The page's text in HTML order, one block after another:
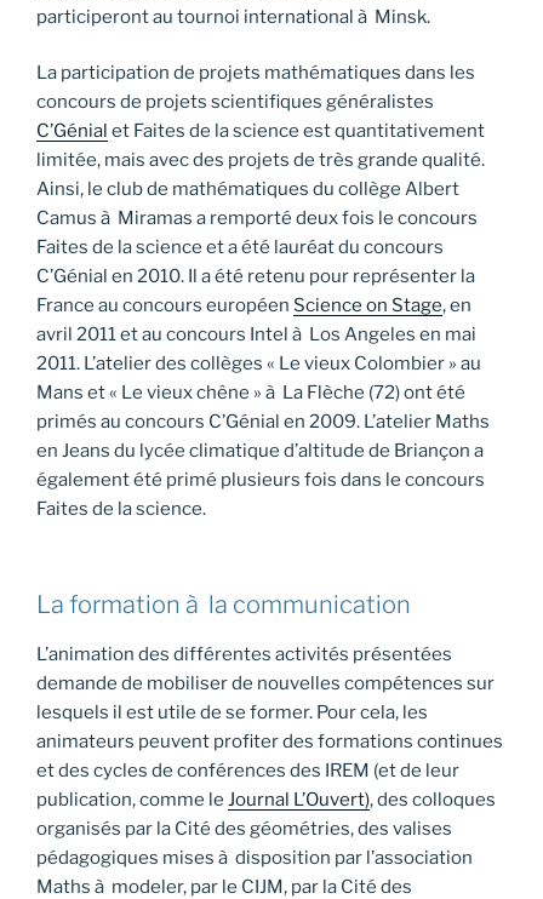
participeront au tournoi international à Minsk.
La participation de projets mathématiques dans les
concours de projets scientifiques généralistes
C’Génial et Faites de la science est quantitativement
limitée, mais avec des projets de très grande qualité.
Ainsi, le club de mathématiques du collège Albert
Camus à Miramas a remporté deux fois le concours
Faites de la science et a été lauréat du concours
C’Génial en 2010. Il a été retenu pour représenter la
France au concours européen Science on Stage, en
avril 2011 et au concours Intel à Los Angeles en mai
2011. L’atelier des collèges « Le vieux Colombier » au
Mans et « Le vieux chêne » à La Flèche (72) ont été
primés au concours C’Génial en 2009. L’atelier Maths
en Jeans du lycée climatique d’altitude de Briançon a
également été primé plusieurs fois dans le concours
Faites de la science.
La formation à la communication
L’animation des différentes activités présentées
demande de mobiliser de nouvelles compétences sur
lesquels il est utile de se former. Pour cela, les
animateurs peuvent profiter des formations continues
et des cycles de conférences des IREM (et de leur
publication, comme le Journal L’Ouvert), des colloques
organisés par la Cité des géométries, des valises
pédagogiques mises à disposition par l’association
Maths à modeler, par le CIJM, par la Cité des